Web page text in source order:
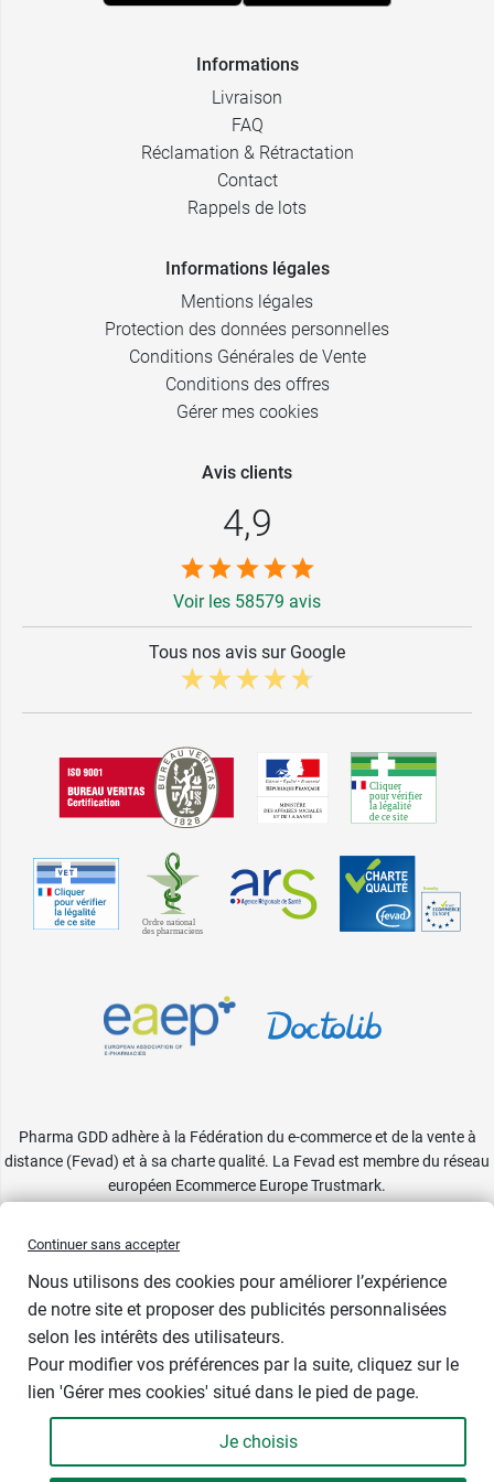
- +
Informations
Livraison
FAQ
Réclamation & Rétractation
Contact
Rappels de lots
Informations légales
Mentions légales
Protection des données personnelles
Conditions Générales de Vente
Conditions des offres
Gérer mes cookies
Avis clients
4,9
Voir les 58579 avis
Tous nos avis sur Google
Pharma GDD adhère à la Fédération du e-commerce et de la vente à
distance (Fevad) et à sa charte qualité. La Fevad est membre du réseau
européen Ecommerce Europe Trustmark.
Continuer sans accepter
Nous utilisons des cookies pour améliorer l’expérience
de notre site et proposer des publicités personnalisées
selon les intérêts des utilisateurs.
Pour modifier vos préférences par la suite, cliquez sur le
lien 'Gérer mes cookies' situé dans le pied de page.
Je choisis